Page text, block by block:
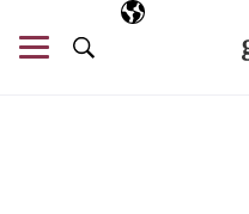
اللغة المختارة
AR
البحث